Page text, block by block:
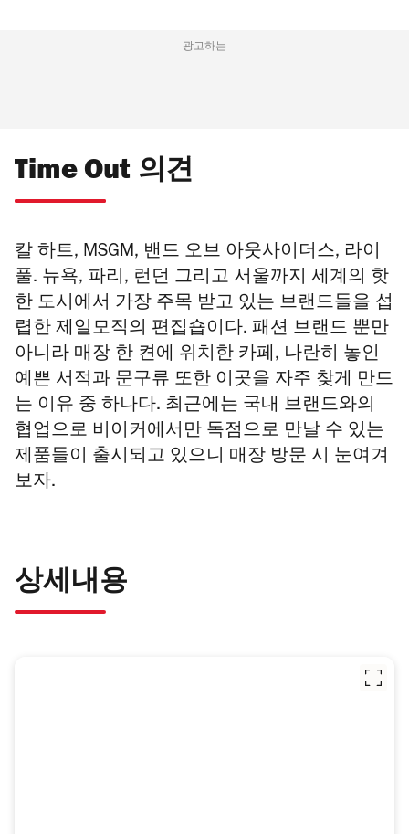
광고하는
Time Out 의견
칼 하트, MSGM, 밴드 오브 아웃사이더스, 라이
풀. 뉴욕, 파리, 런던 그리고 서울까지 세계의 핫
한 도시에서 가장 주목 받고 있는 브랜드들을 섭
렵한 제일모직의 편집숍이다. 패션 브랜드 뿐만
아니라 매장 한 켠에 위치한 카페, 나란히 놓인
예쁜 서적과 문구류 또한 이곳을 자주 찾게 만드
는 이유 중 하나다. 최근에는 국내 브랜드와의
협업으로 비이커에서만 독점으로 만날 수 있는
제품들이 출시되고 있으니 매장 방문 시 눈여겨
보자.
상세내용